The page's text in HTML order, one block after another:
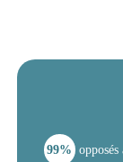
99% opposés